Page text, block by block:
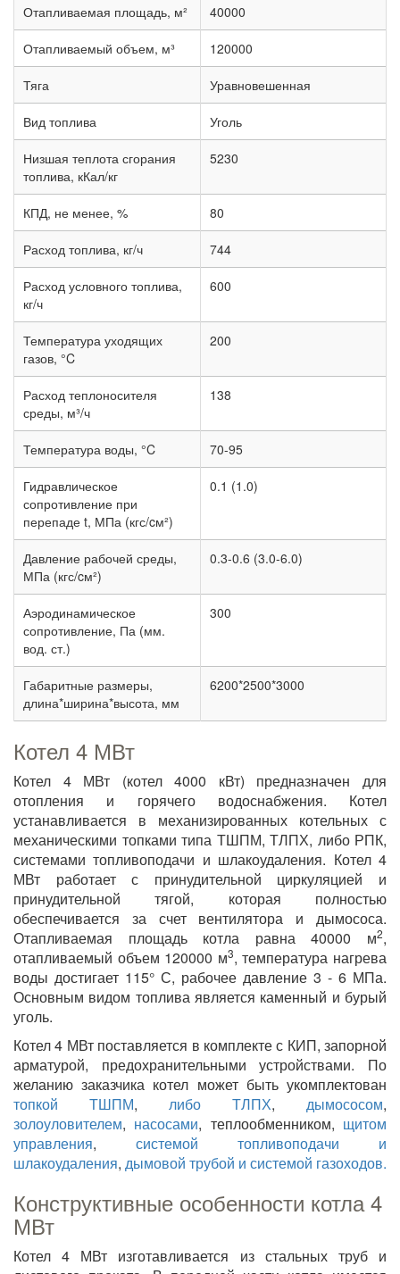
Отапливаемая площадь, м² 40000
Отапливаемый объем, м³ 120000
Тяга Уравновешенная
Вид топлива Уголь
Низшая теплота сгорания
топлива, кКал/кг
5230
КПД, не менее, % 80
Расход топлива, кг/ч 744
Расход условного топлива,
кг/ч
600
Температура уходящих
газов, °C
200
Расход теплоносителя
среды, м³/ч
138
Температура воды, °C 70-95
Гидравлическое
сопротивление при
перепаде t, МПа (кгс/cм²)
0.1 (1.0)
Давление рабочей среды,
МПа (кгс/cм²)
0.3-0.6 (3.0-6.0)
Аэродинамическое
сопротивление, Па (мм.
вод. ст.)
300
Габаритные размеры,
длина*ширина*высота, мм
6200*2500*3000
Котел 4 МВт
Котел 4 МВт (котел 4000 кВт) предназначен для
отопления и горячего водоснабжения. Котел
устанавливается в механизированных котельных с
механическими топками типа ТШПМ, ТЛПХ, либо РПК,
системами топливоподачи и шлакоудаления. Котел 4
МВт работает с принудительной циркуляцией и
принудительной тягой, которая полностью
обеспечивается за счет вентилятора и дымососа.
Отапливаемая площадь котла равна 40000 м2,
отапливаемый объем 120000 м3, температура нагрева
воды достигает 115° С, рабочее давление 3 - 6 МПа.
Основным видом топлива является каменный и бурый
уголь.
Котел 4 МВт поставляется в комплекте с КИП, запорной
арматурой, предохранительными устройствами. По
желанию заказчика котел может быть укомплектован
топкой ТШПМ, либо ТЛПХ, дымососом,
золоуловителем, насосами, теплообменником, щитом
управления, системой топливоподачи и
шлакоудаления, дымовой трубой и системой газоходов.
Конструктивные особенности котла 4
МВт
Котел 4 МВт изготавливается из стальных труб и